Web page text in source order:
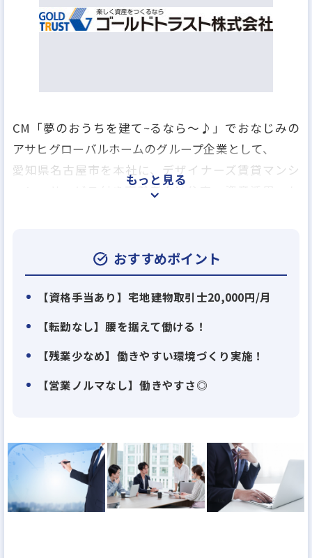
CM「夢のおうちを建て~るなら～♪」でおなじみの
アサヒグローバルホームのグループ企業として、
愛知県名古屋市を本社に、デザイナーズ賃貸マンシ
ョン、サービス付き高齢者向け住宅、資産活用、セ
高齢者にとって住みやすく快適な環境を提供するべ
く、オリジナルのサービス付き高齢者向け住宅の展
開をしています。
代先、100年先の全く新しい土地活用を行っていま
す。
今後も時代のニーズに応えて、
（1）注文住宅 （2）賃貸住宅 （3）高齢者住宅
（4）介護看護住宅
の卓越性を追求して住まいの夢を実現します。
もっと見る
おすすめポイント
【資格手当あり】宅地建物取引士20,000円/月
【転勤なし】腰を据えて働ける！
【残業少なめ】働きやすい環境づくり実施！
【営業ノルマなし】働きやすさ◎